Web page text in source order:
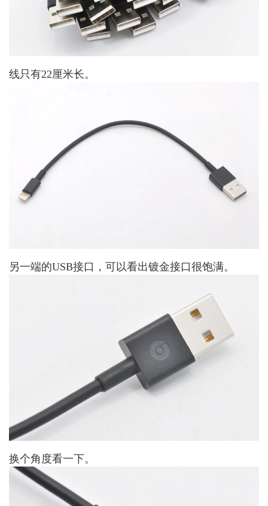
线只有22厘米长。
另一端的USB接口，可以看出镀金接口很饱满。
换个角度看一下。